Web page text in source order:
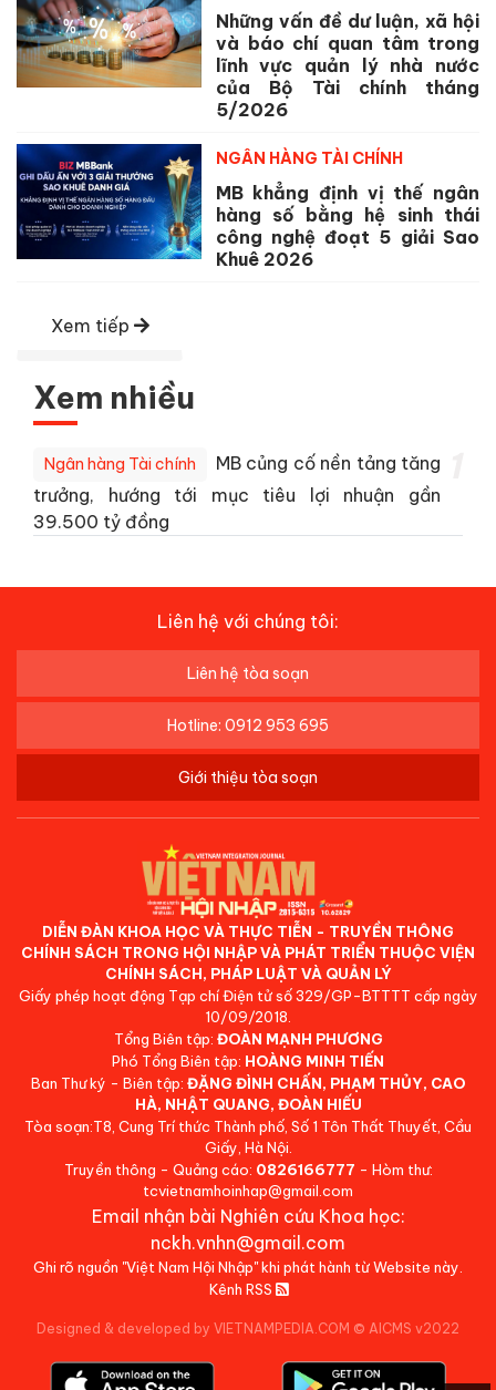
Những vấn đề dư luận, xã hội
và báo chí quan tâm trong
lĩnh vực quản lý nhà nước
của Bộ Tài chính tháng
5/2026
NGÂN HÀNG TÀI CHÍNH
MB khẳng định vị thế ngân
hàng số bằng hệ sinh thái
công nghệ đoạt 5 giải Sao
Khuê 2026
Xem tiếp
Xem nhiều
Ngân hàng Tài chính
MB củng cố nền tảng tăng
trưởng, hướng tới mục tiêu lợi nhuận gần
39.500 tỷ đồng
Liên hệ với chúng tôi:
Liên hệ tòa soạn
Hotline: 0912 953 695
Giới thiệu tòa soạn
DIỄN ĐÀN KHOA HỌC VÀ THỰC TIỄN - TRUYỀN THÔNG
CHÍNH SÁCH TRONG HỘI NHẬP VÀ PHÁT TRIỂN THUỘC VIỆN
CHÍNH SÁCH, PHÁP LUẬT VÀ QUẢN LÝ
Giấy phép hoạt động Tạp chí Điện tử số 329/GP-BTTTT cấp ngày
10/09/2018.
Tổng Biên tập: ĐOÀN MẠNH PHƯƠNG
Phó Tổng Biên tập: HOÀNG MINH TIẾN
Ban Thư ký - Biên tập: ĐẶNG ĐÌNH CHẤN, PHẠM THỦY, CAO
HÀ, NHẬT QUANG, ĐOÀN HIẾU
Tòa soạn:T8, Cung Trí thức Thành phố, Số 1 Tôn Thất Thuyết, Cầu
Giấy, Hà Nội.
Truyền thông - Quảng cáo: 0826166777 - Hòm thư:
tcvietnamhoinhap@gmail.com
Email nhận bài Nghiên cứu Khoa học:
nckh.vnhn@gmail.com
Ghi rõ nguồn "Việt Nam Hội Nhập" khi phát hành từ Website này.
Kênh RSS
Designed & developed by VIETNAMPEDIA.COM © AICMS v2022